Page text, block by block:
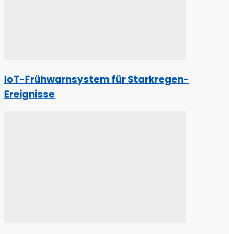
IoT-Frühwarnsystem für Starkregen-
Ereignisse